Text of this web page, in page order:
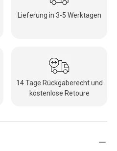
Lieferung in 3-5 Werktagen
14 Tage Rückgaberecht und
kostenlose Retoure